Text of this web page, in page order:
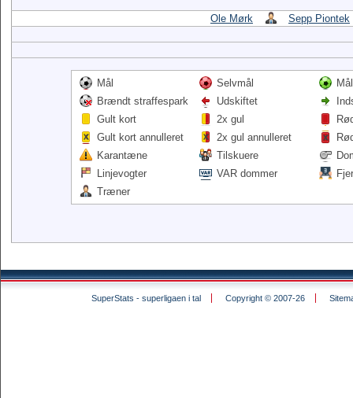
Ole Mørk Sepp Piontek
Mål Selvmål
Brændt straffespark
Udskiftet
Gult kort
2x gul
Gult kort annulleret
2x gul annulleret
Karantæne
Tilskuere
Linjevogter
VAR dommer
Træner
SuperStats - superligaen i tal Copyright © 2007-26